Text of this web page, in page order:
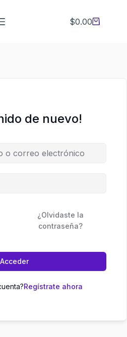
Carro
$0.00
de nuevo!
¿Olvidaste la
contraseña?
Acceder
Regístrate ahora